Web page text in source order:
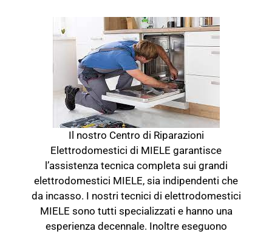
Il nostro Centro di Riparazioni
Elettrodomestici di MIELE garantisce
l’assistenza tecnica completa sui grandi
elettrodomestici MIELE, sia indipendenti che
da incasso. I nostri tecnici di elettrodomestici
MIELE sono tutti specializzati e hanno una
esperienza decennale. Inoltre eseguono